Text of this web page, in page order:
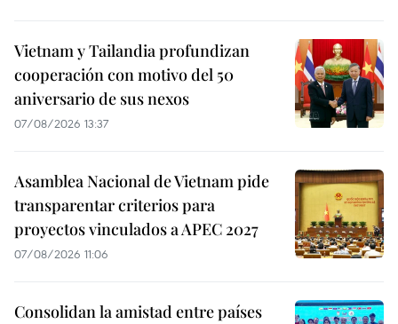
Vietnam y Tailandia profundizan
cooperación con motivo del 50
aniversario de sus nexos
07/08/2026 13:37
Asamblea Nacional de Vietnam pide
transparentar criterios para
proyectos vinculados a APEC 2027
07/08/2026 11:06
Consolidan la amistad entre países